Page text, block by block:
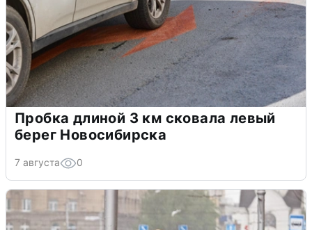
Пробка длиной 3 км сковала левый
берег Новосибирска
7 августа 0